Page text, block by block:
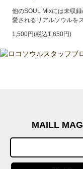
他のSOUL Mixには未収
愛されるリアルソウルを
1,500円(税込1,650円)
MAILL